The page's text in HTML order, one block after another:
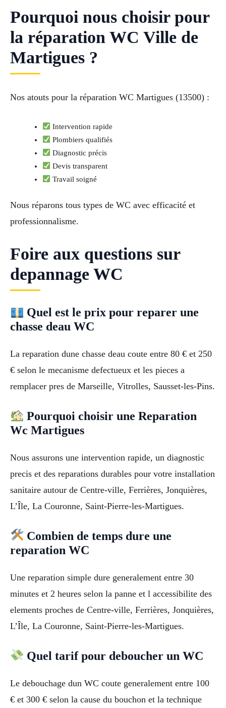
Pourquoi nous choisir pour
la réparation WC Ville de
Martigues ?
Nos atouts pour la réparation WC Martigues (13500) :
Intervention rapide
Plombiers qualifiés
Diagnostic précis
Devis transparent
Travail soigné
Nous réparons tous types de WC avec efficacité et
professionnalisme.
Foire aux questions sur
depannage WC
Quel est le prix pour reparer une
chasse deau WC
La reparation dune chasse deau coute entre 80 € et 250
€ selon le mecanisme defectueux et les pieces a
remplacer pres de Marseille, Vitrolles, Sausset-les-Pins.
Pourquoi choisir une Reparation
Wc Martigues
Nous assurons une intervention rapide, un diagnostic
precis et des reparations durables pour votre installation
sanitaire autour de Centre-ville, Ferrières, Jonquières,
L’Île, La Couronne, Saint-Pierre-les-Martigues.
Combien de temps dure une
reparation WC
Une reparation simple dure generalement entre 30
minutes et 2 heures selon la panne et l accessibilite des
elements proches de Centre-ville, Ferrières, Jonquières,
L’Île, La Couronne, Saint-Pierre-les-Martigues.
Quel tarif pour deboucher un WC
Le debouchage dun WC coute generalement entre 100
€ et 300 € selon la cause du bouchon et la technique